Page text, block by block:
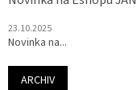
23.10.2025
Novinka na...
ARCHIV